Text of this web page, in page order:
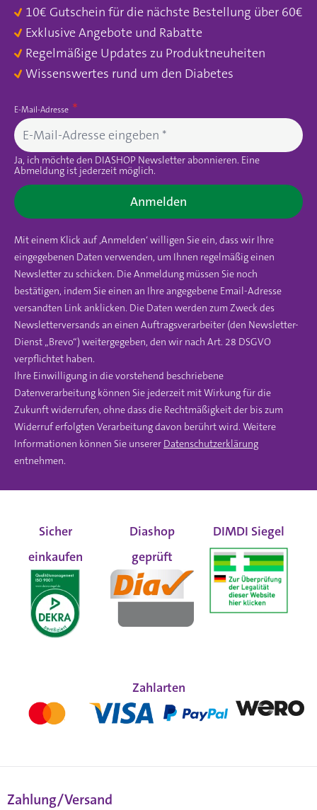
10€ Gutschein für die nächste Bestellung über 60€
Exklusive Angebote und Rabatte
Regelmäßige Updates zu Produktneuheiten
Wissenswertes rund um den Diabetes
E-Mail-Adresse
Ja, ich möchte den DIASHOP Newsletter abonnieren. Eine
Abmeldung ist jederzeit möglich.
Anmelden
Mit einem Klick auf ‚Anmelden‘ willigen Sie ein, dass wir Ihre
eingegebenen Daten verwenden, um Ihnen regelmäßig einen
Newsletter zu schicken. Die Anmeldung müssen Sie noch
bestätigen, indem Sie einen an Ihre angegebene Email-Adresse
versandten Link anklicken. Die Daten werden zum Zweck des
Newsletterversands an einen Auftragsverarbeiter (den Newsletter-
Dienst „Brevo“) weitergegeben, den wir nach Art. 28 DSGVO
verpflichtet haben.
Ihre Einwilligung in die vorstehend beschriebene
Datenverarbeitung können Sie jederzeit mit Wirkung für die
Zukunft widerrufen, ohne dass die Rechtmäßigkeit der bis zum
Widerruf erfolgten Verarbeitung davon berührt wird. Weitere
Informationen können Sie unserer Datenschutzerklärung
entnehmen.
Sicher
einkaufen
Diashop
geprüft
DIMDI Siegel
Zahlarten
Zahlung/Versand